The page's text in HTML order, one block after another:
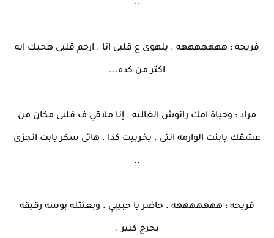
..
فريحه : هههههههه . يلهوى ع قلبى انا . ارحم قلبى هحبك ايه
اكتر من كده...
مراد : وحياة امك رانوش الغاليه . إنا ملاقي ف قلبى مكان من
عشقك يابنت الوارمه انتى . يخربيت كدا . هاتى سكر يابت انجزى
..
فريحه : هههههههه . حاضر يا حبيبي . وبعتتله بوسه رقيقه
بحرج كبير .